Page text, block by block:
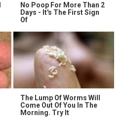
No Poop For More Than 2
Days - It's The First Sign
Of
The Lump Of Worms Will
Come Out Of You In The
Morning. Try It